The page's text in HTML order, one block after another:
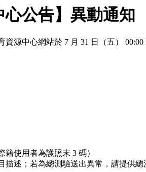
心公告】異動通知
源中心網站於 7 月 31 日（五）
使用者為護照末 3 碼）
述；若為總測驗送出異常，請提供總